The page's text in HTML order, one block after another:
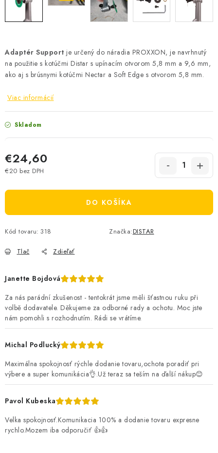
Podmienky ochrany osobných údajov
Hodnotenie obchodu
Adaptér Support je určený do náradia PROXXON, je navrhnutý
na použitie s kotúčmi Distar s upínacím otvorom 5,8 mm a 9,6 mm,
ako aj s brúsnymi kotúčmi Nectar a Soft Edge s otvorom 5,8 mm.
Viac informácií
Skladom
€24,60
€20 bez DPH
DO KOŠÍKA
Kód tovaru: 318 Značka:DISTAR
Tlač Zdieľať
Janette Bojdová
Za nás parádní zkušenost - tentokrát jsme měli šťastnou ruku při
volbě dodavatele. Děkujeme za odborné rady a ochotu. Moc jste
nám pomohli s rozhodnutím. Rádi se vrátíme.
Michal Podlucký
Maximálna spokojnosť rýchle dodanie tovaru,ochota poradiť pri
výbere a super komunikácia👌.Už teraz sa teším na ďalší nákup😊
Pavol Kubeska
Velka spokojnosť.Komunikacia 100% a dodanie tovaru expresne
rychlo.Mozem iba odporučiť 👍👍